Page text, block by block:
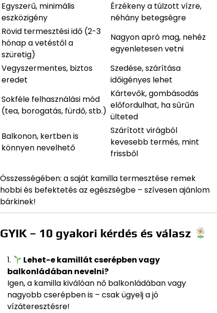
Egyszerű, minimális
eszközigény
Érzékeny a túlzott vízre,
néhány betegségre
Rövid termesztési idő (2-3
hónap a vetéstől a
szüretig)
Nagyon apró mag, nehéz
egyenletesen vetni
Vegyszermentes, biztos
eredet
Szedése, szárítása
időigényes lehet
Sokféle felhasználási mód
(tea, borogatás, fürdő, stb.)
Kártevők, gombásodás
előfordulhat, ha sűrűn
ülteted
Balkonon, kertben is
könnyen nevelhető
Szárított virágból
kevesebb termés, mint
frissből
Összességében: a saját kamilla termesztése remek
hobbi és befektetés az egészségbe – szívesen ajánlom
bárkinek!
GYIK – 10 gyakori kérdés és válasz
Lehet-e kamillát cserépben vagy
balkonládában nevelni?
Igen, a kamilla kiválóan nő balkonládában vagy
nagyobb cserépben is – csak ügyelj a jó
vízáteresztésre!